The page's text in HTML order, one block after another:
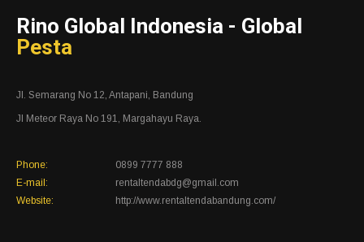
Rino Global Indonesia - Global
Pesta
Jl. Semarang No 12, Antapani, Bandung
Jl Meteor Raya No 191, Margahayu Raya.
Phone:
0899 7777 888
E-mail:
rentaltendabdg@gmail.com
Website:
http://www.rentaltendabandung.com/